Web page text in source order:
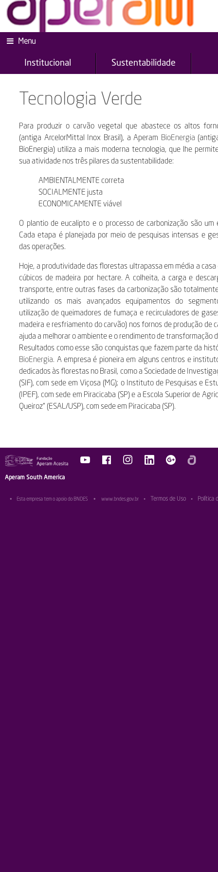
Menu
Institucional Sustentabilidade
Tecnologia Verde
Para produzir o carvão vegetal que abastece os altos
(antiga ArcelorMittal Inox Brasil), a Aperam BioEnergia
BioEnergia) utiliza a mais moderna tecnologia, que lhe
sua atividade nos três pilares da sustentabilidade:
AMBIENTALMENTE correta
SOCIALMENTE justa
ECONOMICAMENTE viável
O plantio de eucalipto e o processo de carbonização são um
Cada etapa é planejada por meio de pesquisas intensas e
das operações.
Hoje, a produtividade das florestas ultrapassa em média a
cúbicos de madeira por hectare. A colheita, a carga e
transporte, entre outras fases da carbonização são
utilizando os mais avançados equipamentos do
utilização de queimadores de fumaça e recirculadores de
madeira e resfriamento do carvão) nos fornos de produção de
ajuda a melhorar o ambiente e o rendimento de transformação
Resultados como esse são conquistas que fazem parte da
BioEnergia. A empresa é pioneira em alguns centros e
dedicados às florestas no Brasil, como a Sociedade de
(SIF), com sede em Viçosa (MG); o Instituto de Pesquisas e
(IPEF), com sede em Piracicaba (SP) e a Escola Superior de
Queiroz” (ESAL/USP), com sede em Piracicaba (SP).
Aperam South America
• Esta empresa tem o apoio do BNDES • www.bndes.gov.br • Termos de Uso • Política